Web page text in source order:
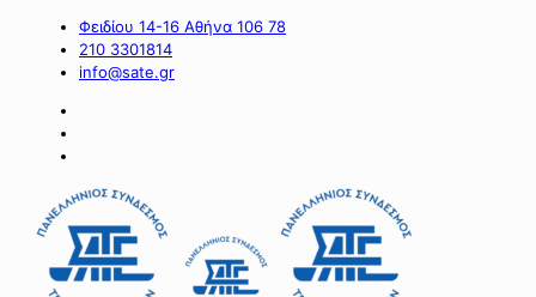
Φειδίου 14-16 Αθήνα 106 78
210 3301814
info@sate.gr